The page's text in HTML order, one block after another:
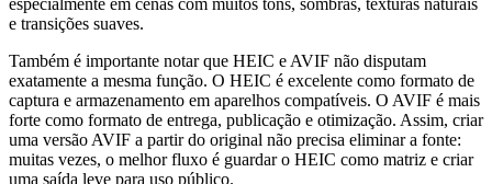
especialmente em cenas com muitos tons, sombras, texturas naturais
e transições suaves.
Também é importante notar que HEIC e AVIF não disputam
exatamente a mesma função. O HEIC é excelente como formato de
captura e armazenamento em aparelhos compatíveis. O AVIF é mais
forte como formato de entrega, publicação e otimização. Assim, criar
uma versão AVIF a partir do original não precisa eliminar a fonte:
muitas vezes, o melhor fluxo é guardar o HEIC como matriz e criar
uma saída leve para uso público.